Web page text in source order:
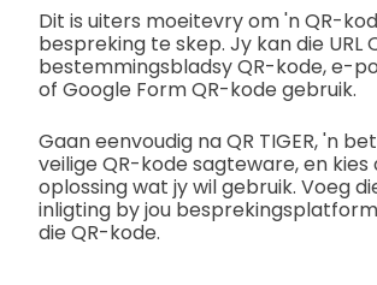
Dit is uiters moeitevry om 'n QR-
bespreking te skep. Jy kan die URL
bestemmingsbladsy QR-kode, e-
of Google Form QR-kode gebruik.
Gaan eenvoudig na QR TIGER, 'n
veilige QR-kode sagteware, en kies
oplossing wat jy wil gebruik. Voeg
inligting by jou
die QR-kode.